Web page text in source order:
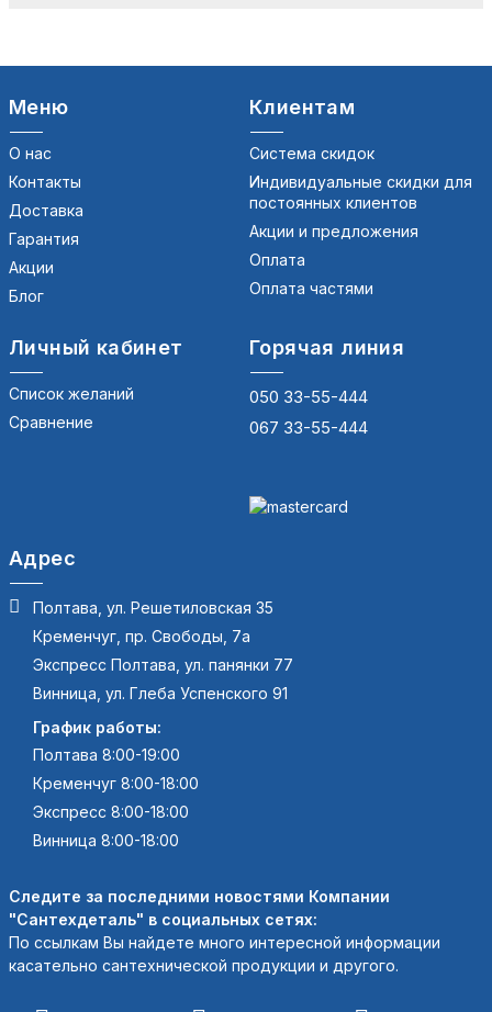
Меню
О нас
Контакты
Доставка
Гарантия
Акции
Блог
Клиентам
Система скидок
Индивидуальные скидки для
постоянных клиентов
Акции и предложения
Оплата
Оплата частями
Личный кабинет
Список желаний
Сравнение
Горячая линия
050 33-55-444
067 33-55-444
Адрес
Полтава, ул. Решетиловская 35
Кременчуг, пр. Свободы, 7а
Экспресс Полтава, ул. панянки 77
Винница, ул. Глеба Успенского 91
График работы:
Полтава 8:00-19:00
Кременчуг 8:00-18:00
Экспресс 8:00-18:00
Винница 8:00-18:00
Следите за последними новостями Компании
"Сантехдеталь" в социальных сетях:
По ссылкам Вы найдете много интересной информации
касательно сантехнической продукции и другого.